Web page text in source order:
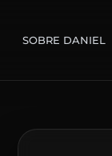
SOBRE DANIEL